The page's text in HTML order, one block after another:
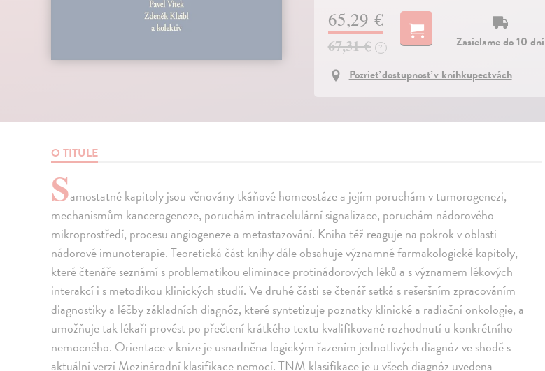
65,29 €
67,31 € ?
Zasielame do 10 dní
Pozrieť dostupnosť v kníhkupectvách
O TITULE
Samostatné kapitoly jsou věnovány tkáňové homeostáze a jejím poruchám v tumorogenezi,
mechanismům kancerogeneze, poruchám intracelulární signalizace, poruchám nádorového
mikroprostředí, procesu angiogeneze a metastazování. Kniha též reaguje na pokrok v oblasti
nádorové imunoterapie. Teoretická část knihy dále obsahuje významné farmakologické kapitoly,
které čtenáře seznámí s problematikou eliminace protinádorových léků a s významem lékových
interakcí i s metodikou klinických studií. Ve druhé části se čtenář setká s rešeršním zpracováním
diagnostiky a léčby základních diagnóz, které syntetizuje poznatky klinické a radiační onkologie, a
umožňuje tak lékaři provést po přečtení krátkého textu kvalifikované rozhodnutí u konkrétního
nemocného. Orientace v knize je usnadněna logickým řazením jednotlivých diagnóz ve shodě s
aktuální verzí Mezinárodní klasifikace nemocí. TNM klasifikace je u všech diagnóz uvedena